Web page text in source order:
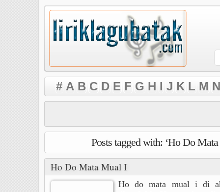
# A B C D E F G H I J K L M N
Posts tagged with: ‘Ho Do
Ho Do Mata Mual I
Ho do mata mual i di